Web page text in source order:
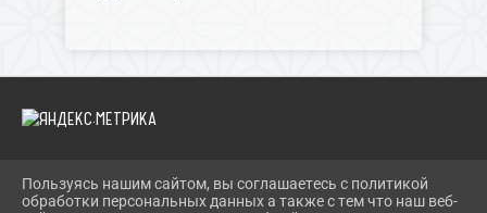
2026 Г. IBRBIB.RU
ВХОД
Пользуясь нашим сайтом, вы соглашаетесь с политикой
обработки персональных данных а также с тем что наш веб-